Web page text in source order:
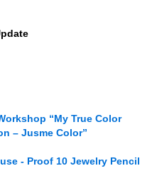
“My True Color
– Jusme Color”
- Proof 10 Jewelry Pencil